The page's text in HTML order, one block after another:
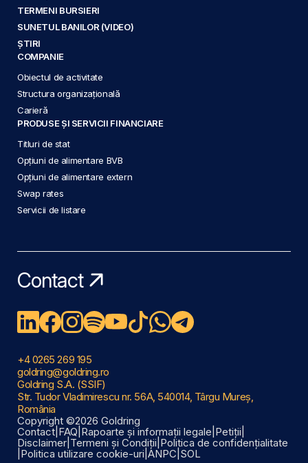
TERMENI BURSIERI
SUNETUL BANILOR (VIDEO)
ȘTIRI
COMPANIE
Obiectul de activitate
Structura organizațională
Carieră
PRODUSE ȘI SERVICII FINANCIARE
Titluri de stat
Opțiuni de alimentare BVB
Opțiuni de alimentare extern
Swap rates
Servicii de listare
Contact
+4 0265 269 195
goldring@goldring.ro
Goldring S.A. (SSIF)
Str. Tudor Vladimirescu nr. 56A, 540014, Târgu Mureș,
România
Copyright ©2026 Goldring
Contact FAQ Rapoarte și informații legale Petiții
Disclaimer Termeni și Condiții Politica de confidențialitate
Politica utilizare cookie-uri ANPC SOL